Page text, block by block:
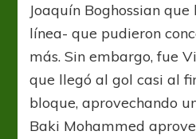
Joaquín Boghossian
línea- que pudieron
más. Sin embargo, fue
que llegó al gol casi al
bloque, aprovechando
Baki Mohammed